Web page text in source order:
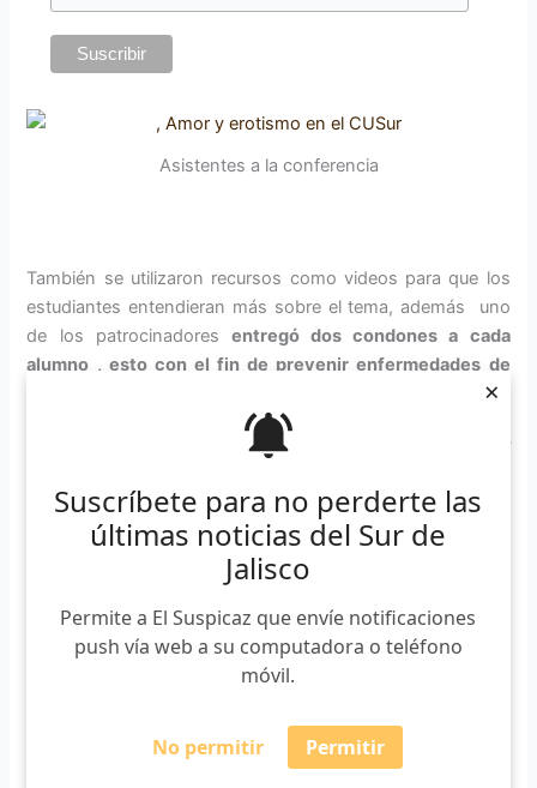
Suscríbete para no perderte las
últimas noticias del Sur de
Jalisco
Permite a El Suspicaz que envíe notificaciones
push vía web a su computadora o teléfono
móvil.
No permitir Permitir
×
Asistentes a la conferencia
También se utilizaron recursos como videos para que los
estudiantes entendieran más sobre el tema, además uno
de los patrocinadores entregó dos condones a cada
alumno , esto con el fin de prevenir enfermedades de
El evento fue organizado por estudiantes del CUSur así
que sigan impartiendo más conferencias durante este ciclo